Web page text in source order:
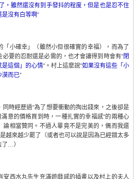
，雖然還沒有到手發抖的程度，但是也是忍不住
沒有白等啊“
「小確幸」（雖然小但很確實的幸福），而為了
要的忍耐還是必需的，也才會讓得到時會有“閉
是這個」的心情“。村上這麼說“如果沒有這些「小
漠而已“
時經歷過“為了想要衝動的掏出錢來，之後卻是
意的價格買到時，一種扎實的幸福感“的兩種心
論相當贊同。不過人畢竟不是完美的，偶而我還
越來越少罷了（或者也可以說是因為已經錯太多
了…）
安西水丸先生充滿遊戲感的插畫以及村上的夫人